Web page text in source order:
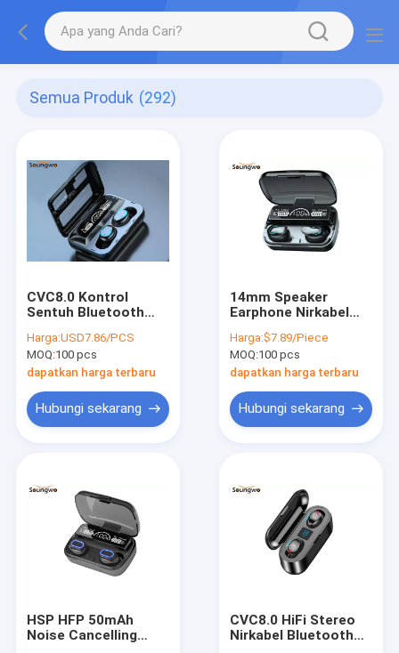
Semua Produk (292)
CVC8.0 Kontrol
Sentuh Bluetooth
Binaural IPX7
Peredam Kebisingan
Harga:USD7.86/PCS
MOQ:100 pcs
dapatkan harga terbaru
Hubungi sekarang
14mm Speaker
Earphone Nirkabel
Dengan Tempat
Pengisian Daya
2000MAh
Harga:$7.89/Piece
MOQ:100 pcs
dapatkan harga terbaru
Hubungi sekarang
HSP HFP 50mAh
Noise Cancelling
CVC8.0 HiFi Stereo
Nirkabel Bluetooth